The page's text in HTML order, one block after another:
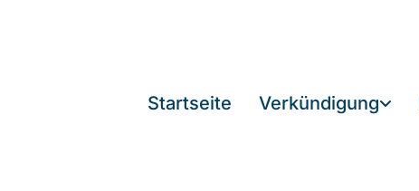
Startseite Verkündigung